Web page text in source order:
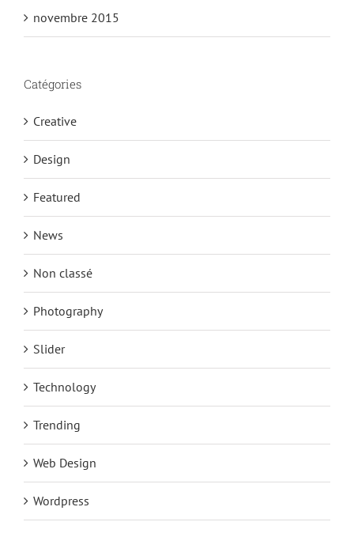
novembre 2015
Catégories
Creative
Design
Featured
News
Non classé
Photography
Slider
Technology
Trending
Web Design
Wordpress